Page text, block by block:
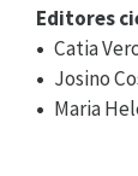
Editores
Catia
Josino
Maria